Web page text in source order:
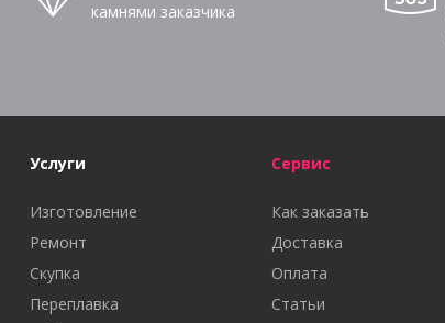
камнями заказчика
Услуги
Изготовление
Ремонт
Скупка
Переплавка
Сервис
Как заказать
Доставка
Оплата
Статьи